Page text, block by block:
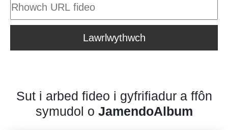
Lawrlwythwch
Sut i arbed fideo i gyfrifiadur a ffôn
symudol o JamendoAlbum